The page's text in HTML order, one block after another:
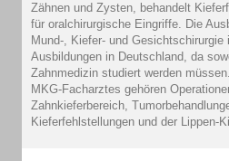
Zähnen und Zysten, behandelt
für oralchirurgische Eingriffe. Die
Mund-, Kiefer- und
Ausbildungen in Deutschland, da
Zahnmedizin studiert werden
MKG-Facharztes gehören
Zahnkieferbereich,
Kieferfehlstellungen und der Lippen-